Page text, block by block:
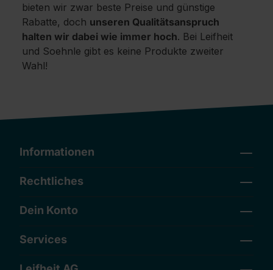
bieten wir zwar beste Preise und günstige
Rabatte, doch unseren Qualitätsanspruch
halten wir dabei wie immer hoch. Bei Leifheit
und Soehnle gibt es keine Produkte zweiter
Wahl!
Informationen
Rechtliches
Dein Konto
Services